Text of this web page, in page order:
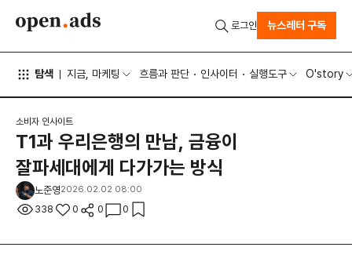
탐색 지금, 마케팅 흐름과 판단 인사이터 실행도구 O'story
로그인 뉴스레터 구독
소비자 인사이트
T1과 우리은행의 만남, 금융이
잘파세대에게 다가가는 방식
노준영2026.02.02 08:00
338 0 0 0